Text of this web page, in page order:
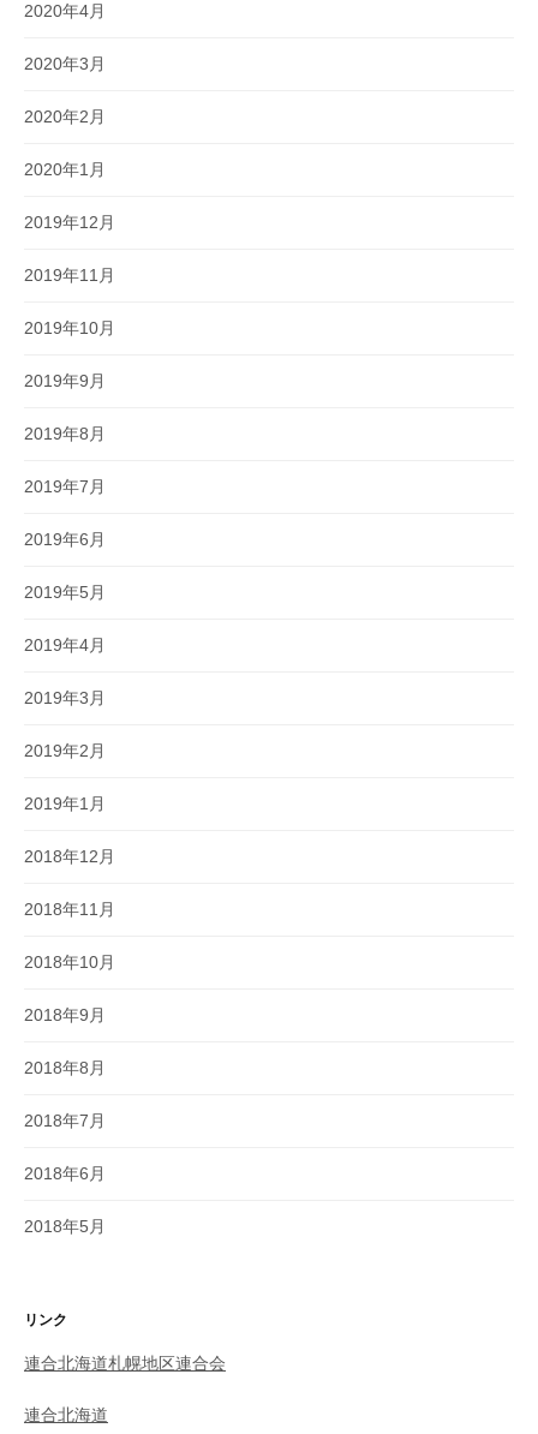
2020年4月
2020年3月
2020年2月
2020年1月
2019年12月
2019年11月
2019年10月
2019年9月
2019年8月
2019年7月
2019年6月
2019年5月
2019年4月
2019年3月
2019年2月
2019年1月
2018年12月
2018年11月
2018年10月
2018年9月
2018年8月
2018年7月
2018年6月
2018年5月
リンク
連合北海道札幌地区連合会
連合北海道